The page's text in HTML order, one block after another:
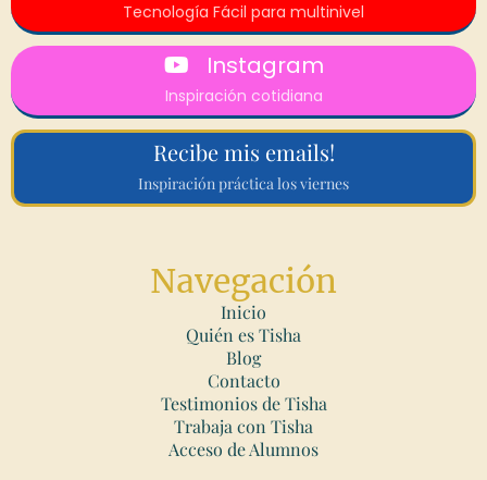
Tecnología Fácil para multinivel
Instagram
Inspiración cotidiana
Recibe mis emails!
Inspiración práctica los viernes
Navegación
Inicio
Quién es Tisha
Blog
Contacto
Testimonios de Tisha
Trabaja con Tisha
Acceso de Alumnos